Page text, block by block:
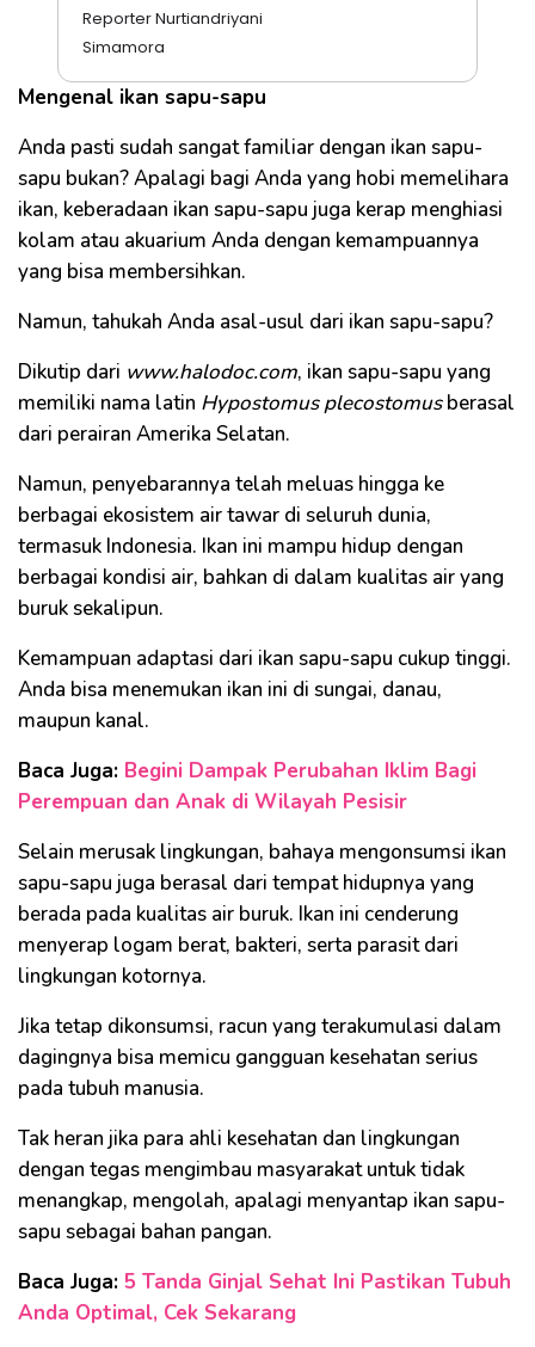
Reporter Nurtiandriyani
Simamora
Mengenal ikan sapu-sapu
Anda pasti sudah sangat familiar dengan ikan sapu-
sapu bukan? Apalagi bagi Anda yang hobi memelihara
ikan, keberadaan ikan sapu-sapu juga kerap menghiasi
kolam atau akuarium Anda dengan kemampuannya
yang bisa membersihkan.
Namun, tahukah Anda asal-usul dari ikan sapu-sapu?
Dikutip dari www.halodoc.com, ikan sapu-sapu yang
memiliki nama latin Hypostomus plecostomusberasal
dari perairan Amerika Selatan.
Namun, penyebarannya telah meluas hingga ke
berbagai ekosistem air tawar di seluruh dunia,
termasuk Indonesia. Ikan ini mampu hidup dengan
berbagai kondisi air, bahkan di dalam kualitas air yang
buruk sekalipun.
Kemampuan adaptasi dari ikan sapu-sapu cukup tinggi.
Anda bisa menemukan ikan ini di sungai, danau,
maupun kanal.
Baca Juga: Begini Dampak Perubahan Iklim Bagi
Perempuan dan Anak di Wilayah Pesisir
Selain merusak lingkungan, bahaya mengonsumsi ikan
sapu-sapu juga berasal dari tempat hidupnya yang
berada pada kualitas air buruk. Ikan ini cenderung
menyerap logam berat, bakteri, serta parasit dari
lingkungan kotornya.
Jika tetap dikonsumsi, racun yang terakumulasi dalam
dagingnya bisa memicu gangguan kesehatan serius
pada tubuh manusia.
Tak heran jika para ahli kesehatan dan lingkungan
dengan tegas mengimbau masyarakat untuk tidak
menangkap, mengolah, apalagi menyantap ikan sapu-
sapu sebagai bahan pangan.
Baca Juga: 5 Tanda Ginjal Sehat Ini Pastikan Tubuh
Anda Optimal, Cek Sekarang